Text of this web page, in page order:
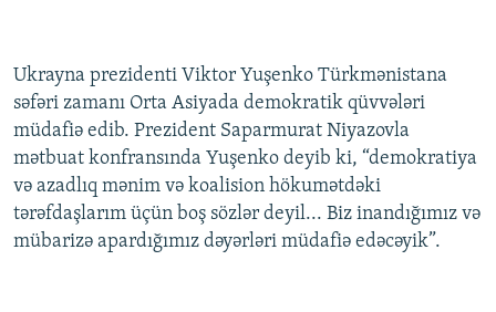
Ukrayna prezidenti Viktor Yuşenko Türkmənistana
səfəri zamanı Orta Asiyada demokratik qüvvələri
müdafiə edib. Prezident Saparmurat Niyazovla
mətbuat konfransında Yuşenko deyib ki, “demokratiya
və azadlıq mənim və koalision hökumətdəki
tərəfdaşlarım üçün boş sözlər deyil... Biz inandığımız və
mübarizə apardığımız dəyərləri müdafiə edəcəyik”.